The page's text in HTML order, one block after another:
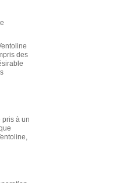
des
pris à un